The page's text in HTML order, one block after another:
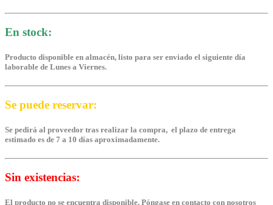
En stock:
Producto disponible en almacén, listo para ser enviado el siguiente día
laborable de Lunes a Viernes.
Se puede reservar:
Se pedirá al proveedor tras realizar la compra, el plazo de entrega
estimado es de 7 a 10 días aproximadamente.
Sin existencias:
El producto no se encuentra disponible, Póngase en contacto con nosotros